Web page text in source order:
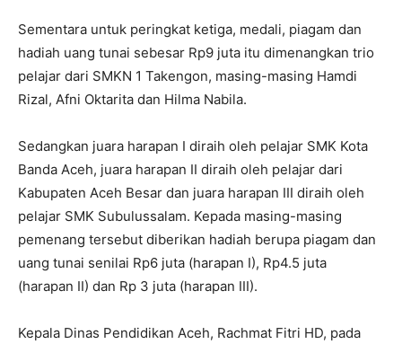
Sementara untuk peringkat ketiga, medali, piagam dan
hadiah uang tunai sebesar Rp9 juta itu dimenangkan trio
pelajar dari SMKN 1 Takengon, masing-masing Hamdi
Rizal, Afni Oktarita dan Hilma Nabila.
Sedangkan juara harapan I diraih oleh pelajar SMK Kota
Banda Aceh, juara harapan II diraih oleh pelajar dari
Kabupaten Aceh Besar dan juara harapan III diraih oleh
pelajar SMK Subulussalam. Kepada masing-masing
pemenang tersebut diberikan hadiah berupa piagam dan
uang tunai senilai Rp6 juta (harapan I), Rp4.5 juta
(harapan II) dan Rp 3 juta (harapan III).
Kepala Dinas Pendidikan Aceh, Rachmat Fitri HD, pada